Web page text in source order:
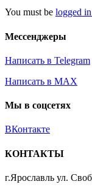
You must be logged in
Мессенджеры
Написать в Telegram
Написать в MAX
Мы в соцсетях
ВКонтакте
КОНТАКТЫ
г.Ярославль ул.